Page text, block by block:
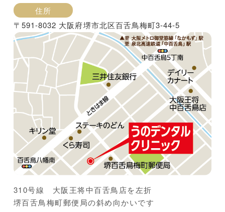
住所
〒591-8032 大阪府堺市北区百舌鳥梅町3-44-5
310号線 大阪王将中百舌鳥店を左折
堺百舌鳥梅町郵便局の斜め向かいです